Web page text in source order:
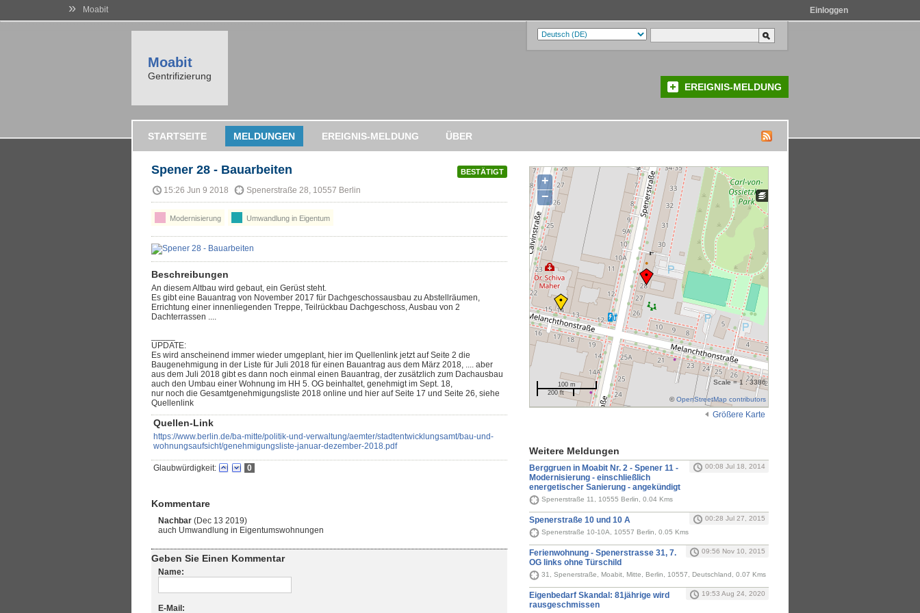
» Moabit Einloggen
Moabit
Gentrifizierung
EREIGNIS-MELDUNG
STARTSEITE MELDUNGEN EREIGNIS-MELDUNG ÜBER
BESTÄTIGT
Spener 28 - Bauarbeiten
15:26 Jun 9 2018 Spenerstraße 28, 10557 Berlin
Modernisierung Umwandlung in Eigentum
Beschreibungen
An diesem Altbau wird gebaut, ein Gerüst steht.
Es gibt eine Bauantrag von November 2017 für Dachgeschossausbau zu Abstellräumen,
Errichtung einer innenliegenden Treppe, Teilrückbau Dachgeschoss, Ausbau von 2
Dachterrassen ....
UPDATE:
Es wird anscheinend immer wieder umgeplant, hier im Quellenlink jetzt auf Seite 2 die
Baugenehmigung in der Liste für Juli 2018 für einen Bauantrag aus dem März 2018, .... aber
aus dem Juli 2018 gibt es dann noch einmal einen Bauantrag, der zusätzlich zum Dachausbau
auch den Umbau einer Wohnung im HH 5. OG beinhaltet, genehmigt im Sept. 18,
nur noch die Gesamtgenehmigungsliste 2018 online und hier auf Seite 17 und Seite 26, siehe
Quellenlink
Quellen-Link
https://www.berlin.de/ba-mitte/politik-und-verwaltung/aemter/stadtentwicklungsamt/bau-und-
wohnungsaufsicht/genehmigungsliste-januar-dezember-2018.pdf
Glaubwürdigkeit: 0
Kommentare
Nachbar (Dec 13 2019)
auch Umwandlung in Eigentumswohnungen
Geben Sie Einen Kommentar
Name:
E-Mail:
+
−
100 m
200 ft
Scale = 1 : 3386
©OpenStreetMap contributors
Größere Karte
Weitere Meldungen
Berggruen in Moabit Nr. 2 - Spener 11 -
Modernisierung - einschließlich
energetischer Sanierung - angekündigt
00:08 Jul 18, 2014
Spenerstraße 11, 10555 Berlin, 0.04 Kms
Spenerstraße 10 und 10 A
00:28 Jul 27, 2015
Spenerstraße 10-10A, 10557 Berlin, 0.05 Kms
Ferienwohnung - Spenerstrasse 31, 7.
OG links ohne Türschild
09:56 Nov 10, 2015
31, Spenerstraße, Moabit, Mitte, Berlin, 10557, Deutschland, 0.07 Kms
Eigenbedarf Skandal: 81jährige wird
rausgeschmissen
19:53 Aug 24, 2020